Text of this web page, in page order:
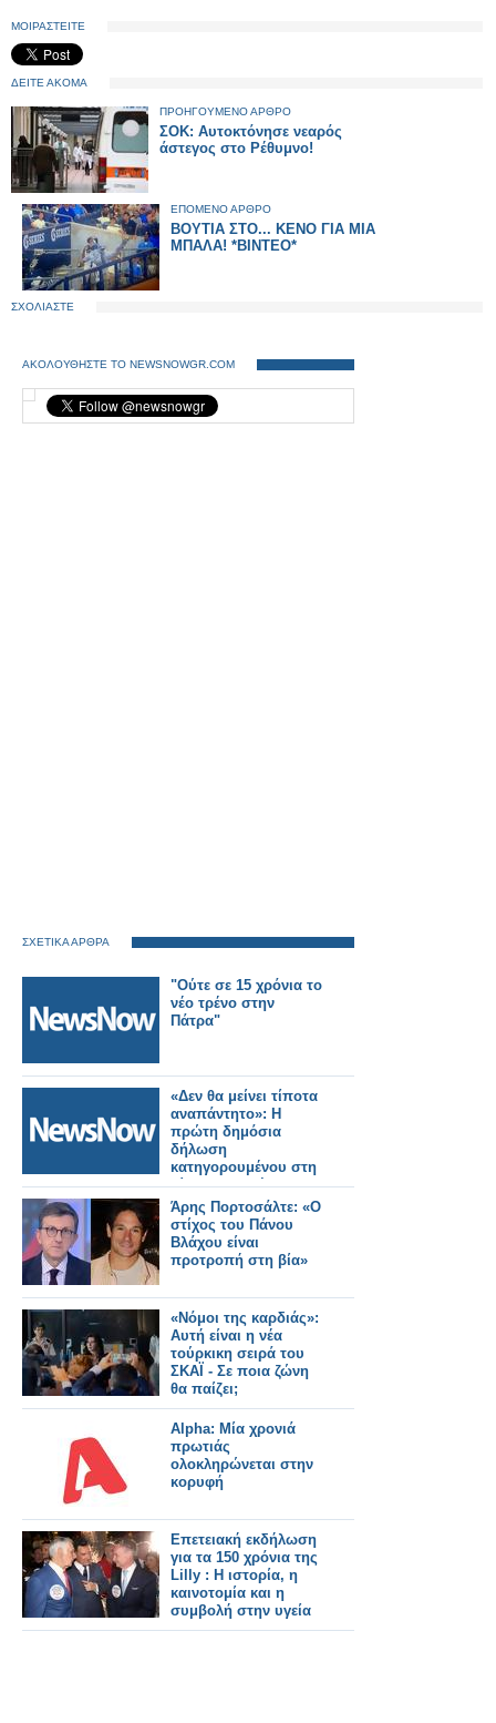
ΜΟΙΡΑΣΤΕΙΤΕ
ΔΕΙΤΕ ΑΚΟΜΑ
ΠΡΟΗΓΟΥΜΕΝΟ ΑΡΘΡΟ
ΣΟΚ: Αυτοκτόνησε νεαρός
άστεγος στο Ρέθυμνο!
ΕΠΟΜΕΝΟ ΑΡΘΡΟ
ΒΟΥΤΙΑ ΣΤΟ... ΚΕΝΟ ΓΙΑ ΜΙΑ
ΜΠΑΛΑ! *ΒΙΝΤΕΟ*
ΣΧΟΛΙΑΣΤΕ
ΑΚΟΛΟΥΘΗΣΤΕ ΤΟ NEWSNOWGR.COM
ΣΧΕΤΙΚΑ ΑΡΘΡΑ
"Ούτε σε 15 χρόνια το
νέο τρένο στην
Πάτρα"
«Δεν θα μείνει τίποτα
αναπάντητο»: Η
πρώτη δημόσια
δήλωση
κατηγορουμένου στη
δίκη για τα Τέμπη .
Άρης Πορτοσάλτε: «Ο
στίχος του Πάνου
Βλάχου είναι
προτροπή στη βία»
«Νόμοι της καρδιάς»:
Αυτή είναι η νέα
τούρκικη σειρά του
ΣΚΑΪ - Σε ποια ζώνη
θα παίζει;
Alpha: Μία χρονιά
πρωτιάς
ολοκληρώνεται στην
κορυφή
Επετειακή εκδήλωση
για τα 150 χρόνια της
Lilly : Η ιστορία, η
καινοτομία και η
συμβολή στην υγεία